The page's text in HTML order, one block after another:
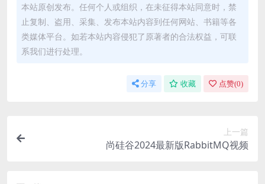
本站原创发布。任何个人或组织，在未征得本站同意时，禁
止复制、盗用、采集、发布本站内容到任何网站、书籍等各
类媒体平台。如若本站内容侵犯了原著者的合法权益，可联
系我们进行处理。
分享 收藏 点赞(0)
上一篇
尚硅谷2024最新版RabbitMQ视频